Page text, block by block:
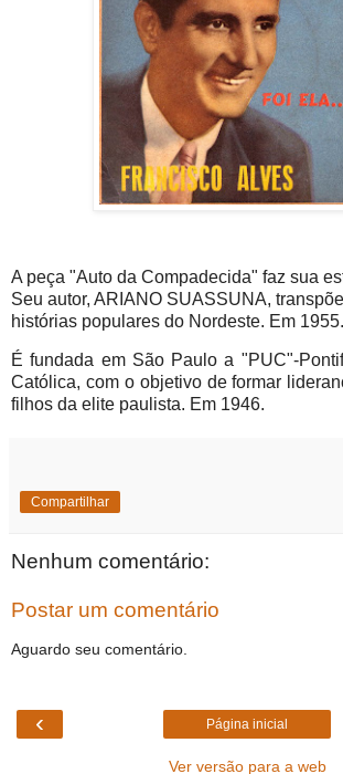
A peça "Auto da Compadecida" faz sua
Seu autor, ARIANO SUASSUNA,
histórias populares do Nordeste. Em 1955.
É fundada em São Paulo a "PUC"-
Católica, com o objetivo de formar
filhos da elite paulista. Em 1946.
Compartilhar
Nenhum comentário:
Postar um comentário
Aguardo seu comentário.
‹ Página inicial
Ver versão para a web